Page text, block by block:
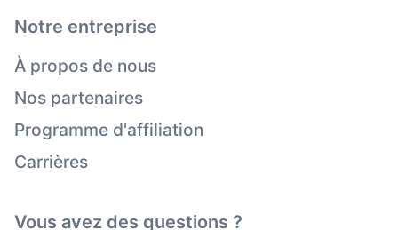
Notre entreprise
À propos de nous
Nos partenaires
Programme d'affiliation
Carrières
Vous avez des questions ?